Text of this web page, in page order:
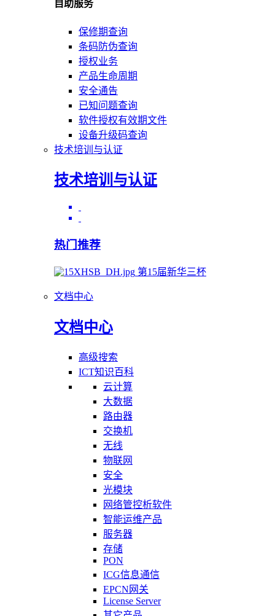
自助服务
保修期查询
条码防伪查询
授权业务
产品生命周期
安全通告
已知问题查询
软件授权有效期文件
设备升级码查询
技术培训与认证
技术培训与认证
热门推荐
第15届新华三杯
文档中心
文档中心
高级搜索
ICT知识百科
云计算
大数据
路由器
交换机
无线
物联网
安全
光模块
网络管控析软件
智能运维产品
服务器
存储
PON
ICG信息通信
EPCN网关
License Server